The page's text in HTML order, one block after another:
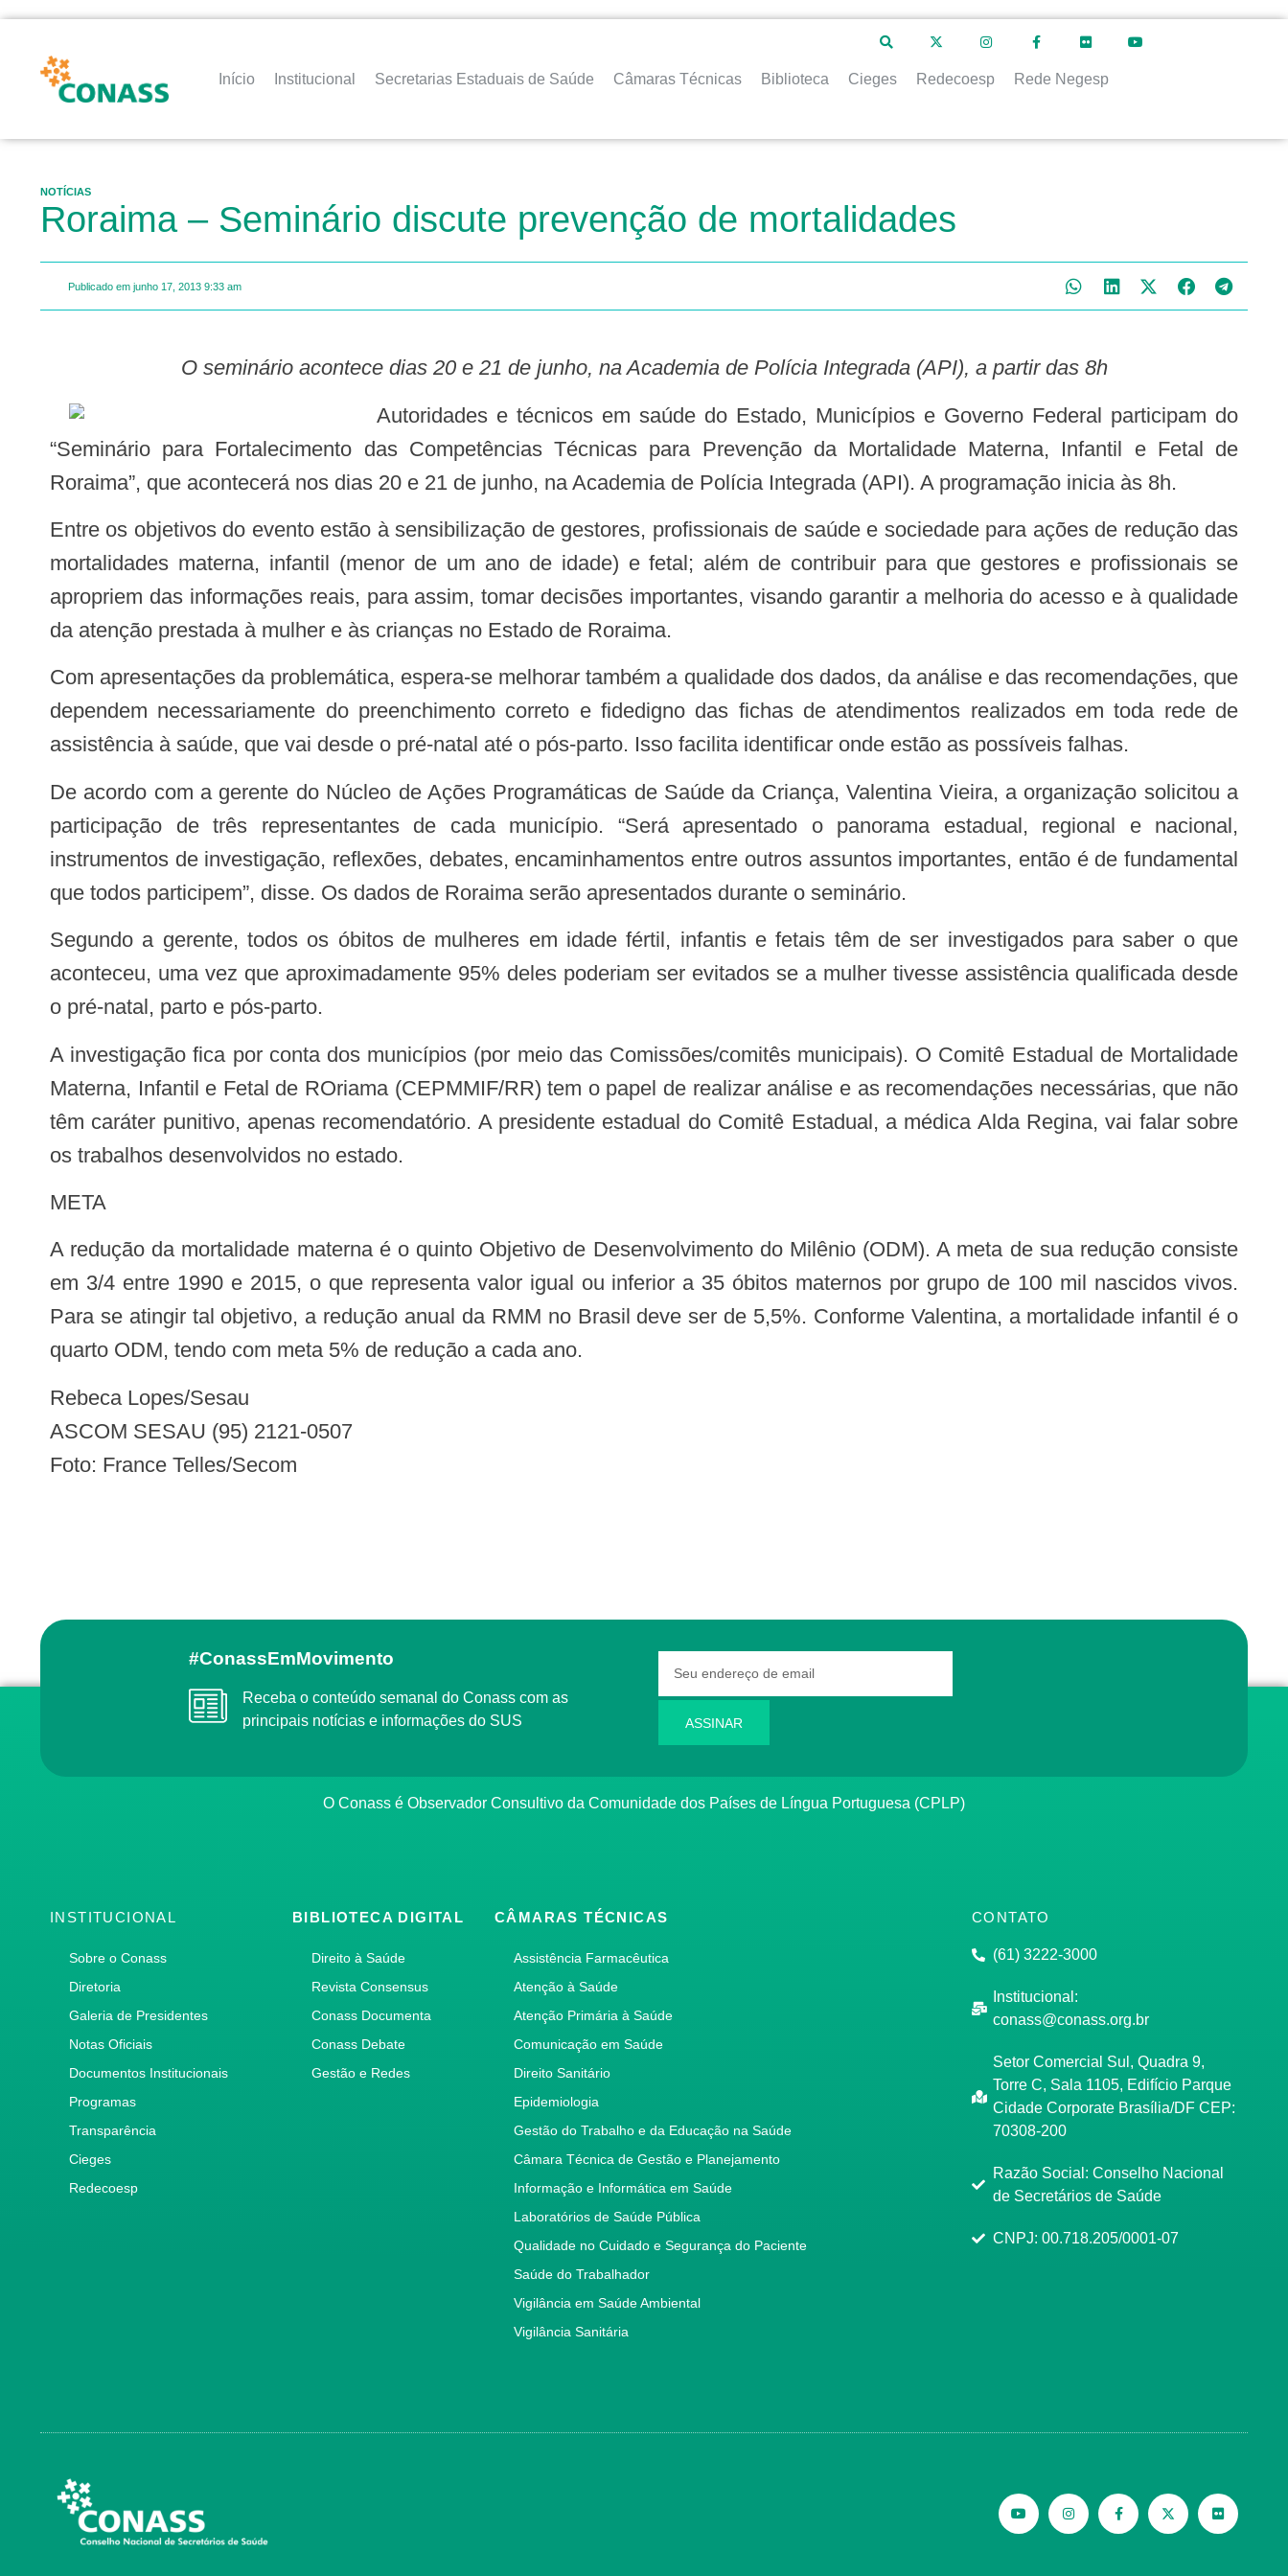
Início Institucional Secretarias Estaduais de Saúde Câmaras Técnicas Biblioteca Cieges Redecoesp Rede Negesp
NOTÍCIAS
Roraima – Seminário discute prevenção de mortalidades
Publicado em junho 17, 2013 9:33 am
O seminário acontece dias 20 e 21 de junho, na Academia de Polícia Integrada (API), a partir das 8h
Autoridades e técnicos em saúde do Estado, Municípios e Governo Federal participam do
“Seminário para Fortalecimento das Competências Técnicas para Prevenção da Mortalidade Materna, Infantil e Fetal de
Roraima”, que acontecerá nos dias 20 e 21 de junho, na Academia de Polícia Integrada (API). A programação inicia às 8h.
Entre os objetivos do evento estão à sensibilização de gestores, profissionais de saúde e sociedade para ações de redução das
mortalidades materna, infantil (menor de um ano de idade) e fetal; além de contribuir para que gestores e profissionais se
apropriem das informações reais, para assim, tomar decisões importantes, visando garantir a melhoria do acesso e à qualidade
da atenção prestada à mulher e às crianças no Estado de Roraima.
Com apresentações da problemática, espera-se melhorar também a qualidade dos dados, da análise e das recomendações, que
dependem necessariamente do preenchimento correto e fidedigno das fichas de atendimentos realizados em toda rede de
assistência à saúde, que vai desde o pré-natal até o pós-parto. Isso facilita identificar onde estão as possíveis falhas.
De acordo com a gerente do Núcleo de Ações Programáticas de Saúde da Criança, Valentina Vieira, a organização solicitou a
participação de três representantes de cada município. “Será apresentado o panorama estadual, regional e nacional,
instrumentos de investigação, reflexões, debates, encaminhamentos entre outros assuntos importantes, então é de fundamental
que todos participem”, disse. Os dados de Roraima serão apresentados durante o seminário.
Segundo a gerente, todos os óbitos de mulheres em idade fértil, infantis e fetais têm de ser investigados para saber o que
aconteceu, uma vez que aproximadamente 95% deles poderiam ser evitados se a mulher tivesse assistência qualificada desde
o pré-natal, parto e pós-parto.
A investigação fica por conta dos municípios (por meio das Comissões/comitês municipais). O Comitê Estadual de Mortalidade
Materna, Infantil e Fetal de ROriama (CEPMMIF/RR) tem o papel de realizar análise e as recomendações necessárias, que não
têm caráter punitivo, apenas recomendatório. A presidente estadual do Comitê Estadual, a médica Alda Regina, vai falar sobre
os trabalhos desenvolvidos no estado.
META
A redução da mortalidade materna é o quinto Objetivo de Desenvolvimento do Milênio (ODM). A meta de sua redução consiste
em 3/4 entre 1990 e 2015, o que representa valor igual ou inferior a 35 óbitos maternos por grupo de 100 mil nascidos vivos.
Para se atingir tal objetivo, a redução anual da RMM no Brasil deve ser de 5,5%. Conforme Valentina, a mortalidade infantil é o
quarto ODM, tendo com meta 5% de redução a cada ano.
Rebeca Lopes/Sesau
ASCOM SESAU (95) 2121-0507
Foto: France Telles/Secom
#ConassEmMovimento
Receba o conteúdo semanal do Conass com as
principais notícias e informações do SUS
ASSINAR
O Conass é Observador Consultivo da Comunidade dos Países de Língua Portuguesa (CPLP)
INSTITUCIONAL
Sobre o Conass
Diretoria
Galeria de Presidentes
Notas Oficiais
Documentos Institucionais
Programas
Transparência
Cieges
Redecoesp
BIBLIOTECA DIGITAL
Direito à Saúde
Revista Consensus
Conass Documenta
Conass Debate
Gestão e Redes
CÂMARAS TÉCNICAS
Assistência Farmacêutica
Atenção à Saúde
Atenção Primária à Saúde
Comunicação em Saúde
Direito Sanitário
Epidemiologia
Gestão do Trabalho e da Educação na Saúde
Câmara Técnica de Gestão e Planejamento
Informação e Informática em Saúde
Laboratórios de Saúde Pública
Qualidade no Cuidado e Segurança do Paciente
Saúde do Trabalhador
Vigilância em Saúde Ambiental
Vigilância Sanitária
CONTATO
(61) 3222-3000
Institucional:
conass@conass.org.br
Setor Comercial Sul, Quadra 9,
Torre C, Sala 1105, Edifício Parque
Cidade Corporate Brasília/DF CEP:
70308-200
Razão Social: Conselho Nacional
de Secretários de Saúde
CNPJ: 00.718.205/0001-07